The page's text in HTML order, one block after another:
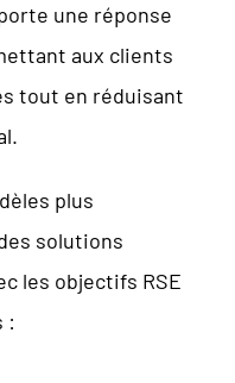
une réponse
aux clients
tout en réduisant
plus
solutions
les objectifs RSE
: